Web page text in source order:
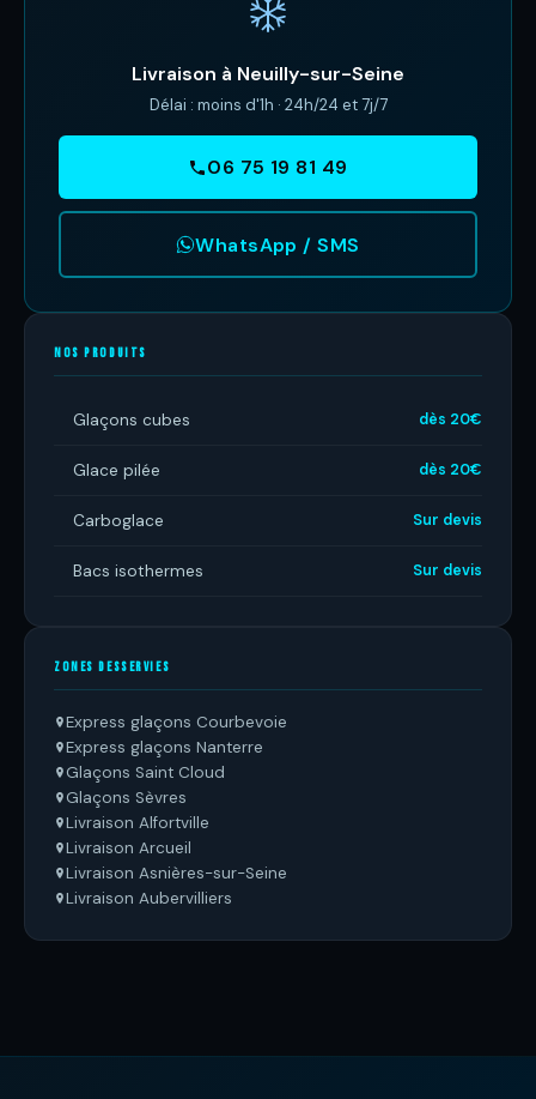
Livraison à Neuilly-sur-Seine
Délai : moins d'1h · 24h/24 et 7j/7
06 75 19 81 49
WhatsApp / SMS
NOS PRODUITS
Glaçons cubes dès 20€
Glace pilée dès 20€
Carboglace Sur devis
Bacs isothermes Sur devis
ZONES DESSERVIES
Express glaçons Courbevoie
Express glaçons Nanterre
Glaçons Saint Cloud
Glaçons Sèvres
Livraison Alfortville
Livraison Arcueil
Livraison Asnières-sur-Seine
Livraison Aubervilliers